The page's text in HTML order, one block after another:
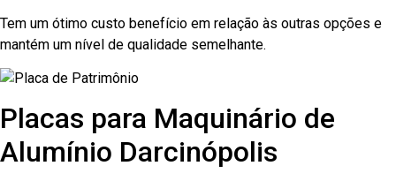
Tem um ótimo custo benefício em relação às outras opções e
mantém um nível de qualidade semelhante.
Placas para Maquinário de
Alumínio Darcinópolis